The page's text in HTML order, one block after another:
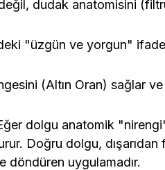
dudak anatomisini
"üzgün ve yorgun"
(Altın Oran) sağlar
dolgu anatomik
Doğru dolgu,
döndüren uygulamadır.